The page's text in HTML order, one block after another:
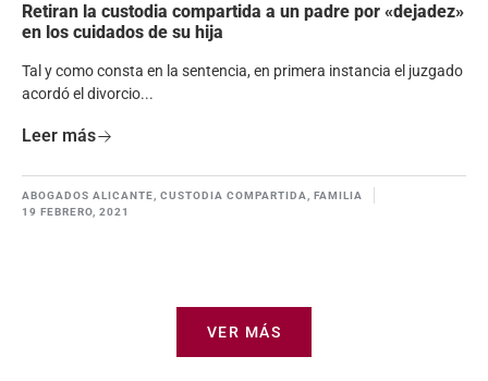
Retiran la custodia compartida a un padre por «dejadez»
en los cuidados de su hija
Tal y como consta en la sentencia, en primera instancia el juzgado
acordó el divorcio...
Leer más
ABOGADOS ALICANTE CUSTODIA COMPARTIDA
FAMILIA
19 FEBRERO, 2021
VER MÁS